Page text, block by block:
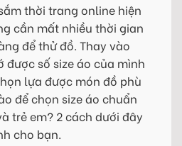
thời trang online hiện
cần mất nhiều thời gian
để thử đồ. Thay vào
được số size áo của mình
lựa được món đồ phù
để chọn size áo chuẩn
trẻ em? 2 cách dưới đây
cho bạn.